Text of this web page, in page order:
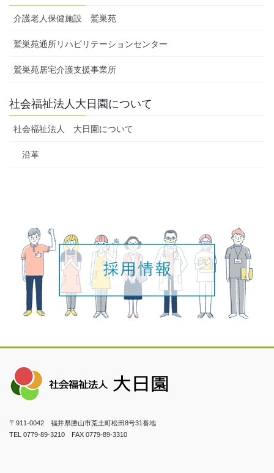
介護老人保健施設 鷲巣苑
鷲巣苑通所リハビリテーションセンター
鷲巣苑居宅介護支援事業所
社会福祉法人大日園について
社会福祉法人 大日園について
沿革
〒911-0042 福井県勝山市荒土町松田8号31番地
TEL 0779-89-3210 FAX 0779-89-3310